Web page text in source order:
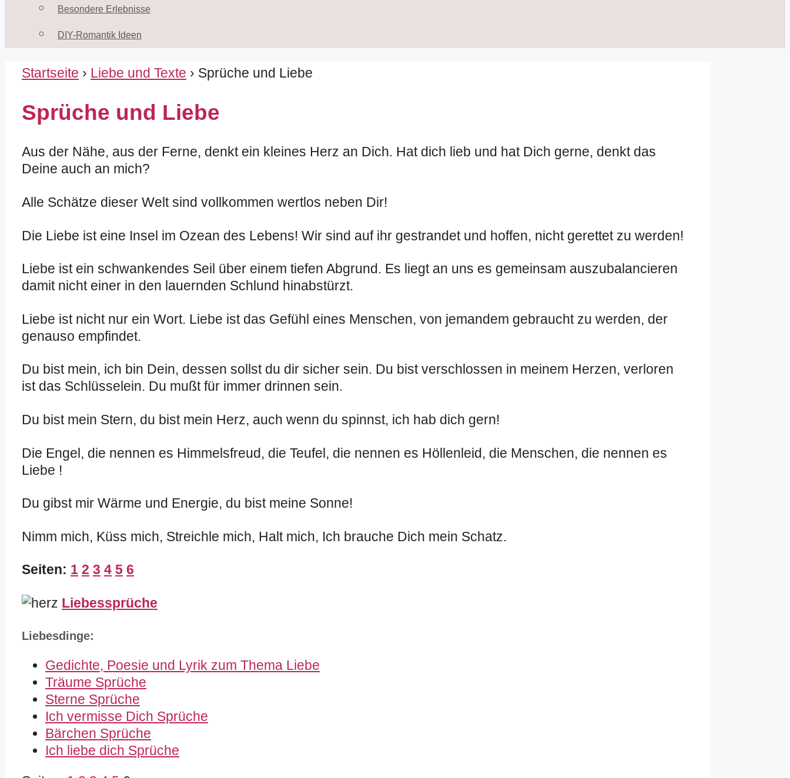
Besondere Erlebnisse
DIY-Romantik Ideen
Startseite › Liebe und Texte › Sprüche und Liebe
Sprüche und Liebe
Aus der Nähe, aus der Ferne, denkt ein kleines Herz an Dich. Hat dich lieb und hat Dich gerne, denkt das
Deine auch an mich?
Alle Schätze dieser Welt sind vollkommen wertlos neben Dir!
Die Liebe ist eine Insel im Ozean des Lebens! Wir sind auf ihr gestrandet und hoffen, nicht gerettet zu werden!
Liebe ist ein schwankendes Seil über einem tiefen Abgrund. Es liegt an uns es gemeinsam auszubalancieren
damit nicht einer in den lauernden Schlund hinabstürzt.
Liebe ist nicht nur ein Wort. Liebe ist das Gefühl eines Menschen, von jemandem gebraucht zu werden, der
genauso empfindet.
Du bist mein, ich bin Dein, dessen sollst du dir sicher sein. Du bist verschlossen in meinem Herzen, verloren
ist das Schlüsselein. Du mußt für immer drinnen sein.
Du bist mein Stern, du bist mein Herz, auch wenn du spinnst, ich hab dich gern!
Die Engel, die nennen es Himmelsfreud, die Teufel, die nennen es Höllenleid, die Menschen, die nennen es
Liebe !
Du gibst mir Wärme und Energie, du bist meine Sonne!
Nimm mich, Küss mich, Streichle mich, Halt mich, Ich brauche Dich mein Schatz.
Seiten: 1 2 3 4 5 6
Liebessprüche
Liebesdinge:
Gedichte, Poesie und Lyrik zum Thema Liebe
Träume Sprüche
Sterne Sprüche
Ich vermisse Dich Sprüche
Bärchen Sprüche
Ich liebe dich Sprüche